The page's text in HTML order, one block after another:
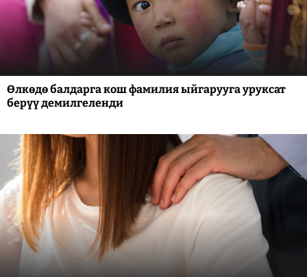
Өлкөдө балдарга кош фамилия ыйгарууга уруксат
берүү демилгеленди